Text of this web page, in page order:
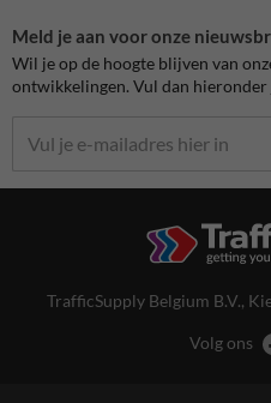
Meld je aan voor onze
Wil je op de hoogte blijven van
ontwikkelingen. Vul dan hieronder
TrafficSupply Belgium B.V.,
Volg ons